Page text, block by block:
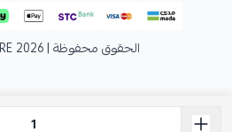
الحقوق محفوظة | 2026